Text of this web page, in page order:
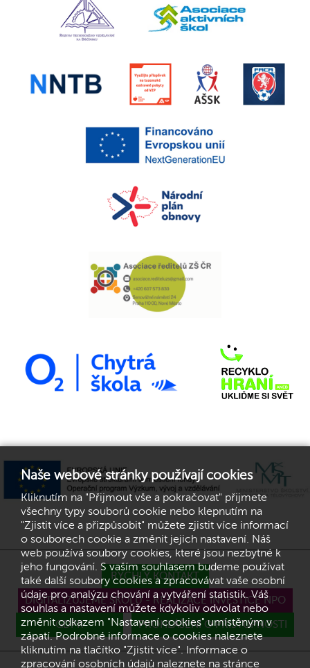
RYCHLÝ KONTAKT
DIGITALIZUJEME ŠKOLU - REALIZACE INVESTICE NPO
GDPR PROHLÁŠENÍ O PŘÍSTUPNOSTI
Naše webové stránky používají cookies
Kliknutím na "Přijmout vše a pokračovat" přijmete
všechny typy souborů cookie nebo klepnutím na
"Zjistit více a přizpůsobit" můžete zjistit více informací
o souborech cookie a změnit jejich nastavení. Náš
web používá soubory cookies, které jsou nezbytné k
jeho fungování. S vaším souhlasem budeme používat
také další soubory cookies a zpracovávat vaše osobní
údaje pro analýzu chování a vytváření statistik. Váš
souhlas a nastavení můžete kdykoliv odvolat nebo
změnit odkazem "Nastavení cookies" umístěným v
zápatí. Podrobné informace o cookies naleznete
kliknutím na tlačítko "Zjistit více". Informace o
zpracování osobních údajů naleznete na stránce